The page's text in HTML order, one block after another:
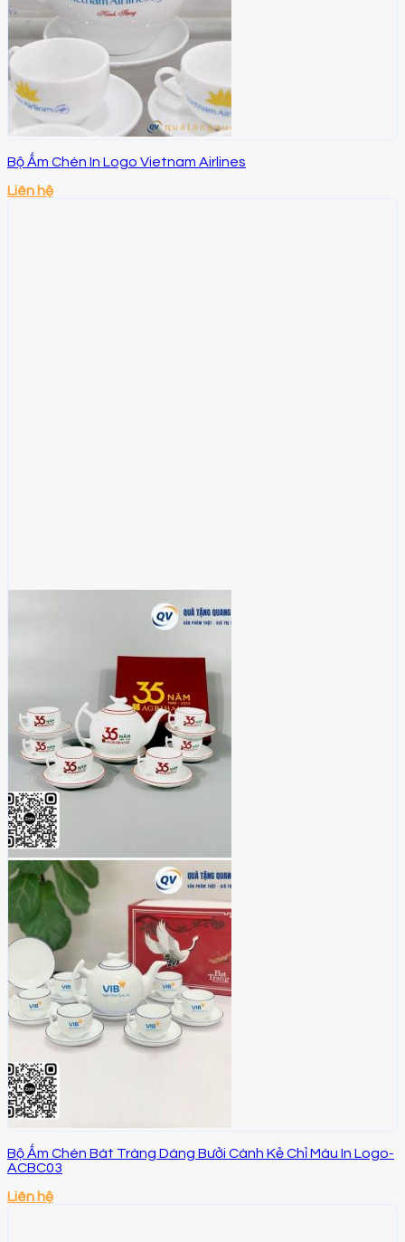
Bộ Ấm Chén In Logo Vietnam Airlines
Liên hệ
Bộ Ấm Chén Bát Tràng Dáng Bưởi Cành Kẻ Chỉ Màu In Logo-
ACBC03
Liên hệ